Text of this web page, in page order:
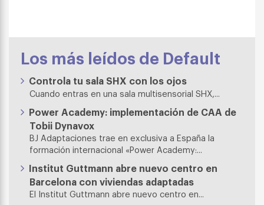
Los más leídos de Default
Controla tu sala SHX con los ojos
Cuando entras en una sala multisensorial SHX,...
Power Academy: implementación de CAA de
Tobii Dynavox
BJ Adaptaciones trae en exclusiva a España la
formación internacional «Power Academy:...
Institut Guttmann abre nuevo centro en
Barcelona con viviendas adaptadas
El Institut Guttmann abre nuevo centro en...